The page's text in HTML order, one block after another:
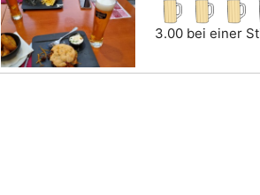
3.00 bei einer